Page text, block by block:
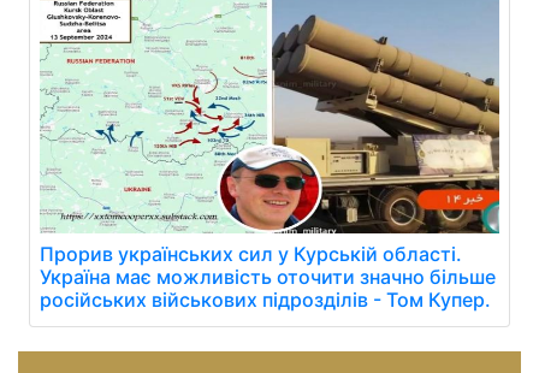
Прорив українських сил у Курській області.
Україна має можливість оточити значно більше
російських військових підрозділів - Том Купер.